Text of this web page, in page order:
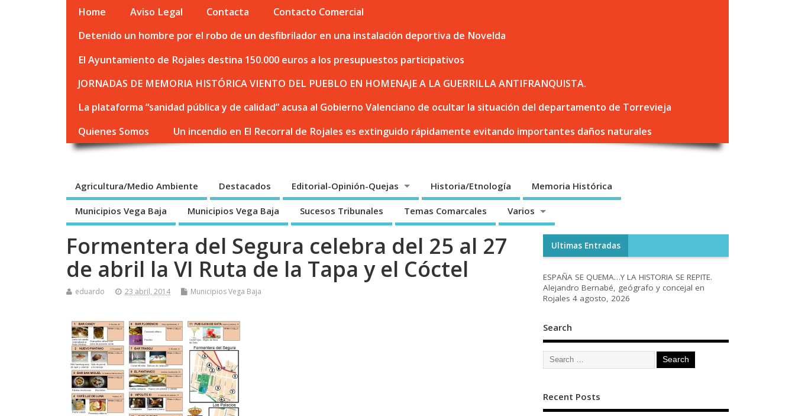
Home Aviso Legal Contacta
Contacto Comercial
Detenido un hombre por el robo de un desfibrilador en una instalación deportiva de Novelda
El Ayuntamiento de Rojales destina 150.000 euros a los presupuestos participativos
JORNADAS DE MEMORIA HISTÓRICA VIENTO DEL PUEBLO EN HOMENAJE A LA GUERRILLA ANTIFRANQUISTA.
La plataforma “sanidad pública y de calidad” acusa al Gobierno Valenciano de ocultar la situación del departamento de Torrevieja
Quienes Somos
Un incendio en El Recorral de Rojales es extinguido rápidamente evitando importantes daños naturales
Agricultura/Medio Ambiente Destacados Editorial-Opinión-Quejas Historia/Etnología Memoria Histórica
Municipios Vega Baja Municipios Vega Baja Sucesos Tribunales Temas Comarcales Varios
Formentera del Segura celebra del 25 al 27
de abril la VI Ruta de la Tapa y el Cóctel
eduardo 23 abril, 2014 Municipios Vega Baja
Ultimas Entradas
ESPAÑA SE QUEMA…Y LA HISTORIA SE REPITE.
Alejandro Bernabé, geógrafo y concejal en
Rojales 4 agosto, 2026
Search
Recent Posts